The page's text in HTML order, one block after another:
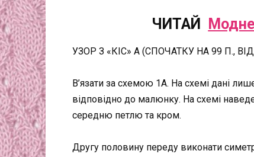
ЧИТАЙ
УЗОР З «КІС» А (СПОЧАТКУ НА 99 П.,
В’язати за схемою 1A. На схемі дані
відповідно до малюнку. На схемі
середню петлю та кром.
Другу половину переду виконати